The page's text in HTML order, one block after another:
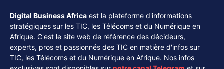
Digital Business Africa est la plateforme d'informations
stratégiques sur les TIC, les Télécoms et du Numérique en
Afrique. C'est le site web de référence des décideurs,
experts, pros et passionnés des TIC en matière d'infos sur
TIC, les Télécoms et du Numérique en Afrique. Nos infos